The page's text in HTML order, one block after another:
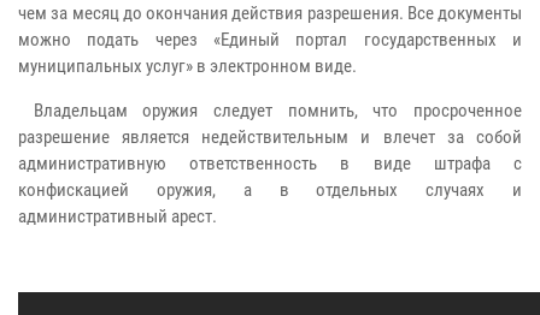
чем за месяц до окончания действия разрешения. Все документы
можно подать через «Единый портал государственных и
муниципальных услуг» в электронном виде.
Владельцам оружия следует помнить, что просроченное
разрешение является недействительным и влечет за собой
административную ответственность в виде штрафа с
конфискацией оружия, а в отдельных случаях и
административный арест.